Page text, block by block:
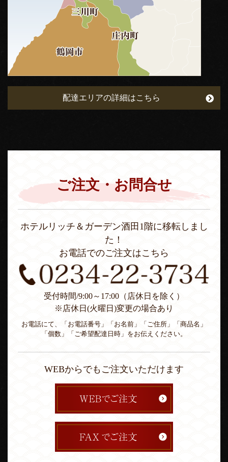
配達エリアの詳細はこちら
ご注文・お問合せ
ホテルリッチ＆ガーデン酒田1階に移転しまし
た！
お電話でのご注文はこちら
受付時間/9:00～17:00（店休日を除く）
※店休日(火曜日)変更の場合あり
お電話にて、「お電話番号」「お名前」「ご住所」「商品名」
「個数」「ご希望配達日時」をお伝えください。
WEBからでもご注文いただけます